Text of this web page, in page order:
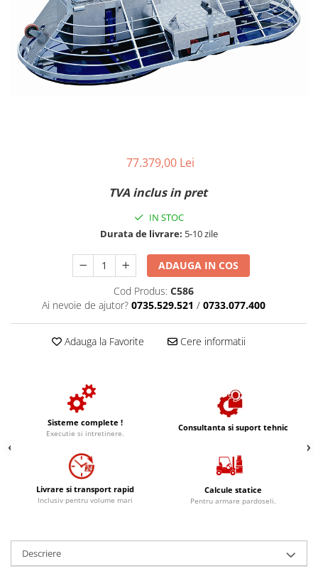
77.379,00 Lei
TVA inclus in pret
IN STOC
Durata de livrare: 5-10 zile
ADAUGA IN COS
Cod Produs: C586
Ai nevoie de ajutor? 0735.529.521 / 0733.077.400
Adauga la Favorite Cere informatii
Sisteme complete !
Executie si intretinere.
Consultanta si suport tehnic
Livrare si transport rapid
Inclusiv pentru volume mari
Calcule statice
Pentru armare pardoseli.
Descriere